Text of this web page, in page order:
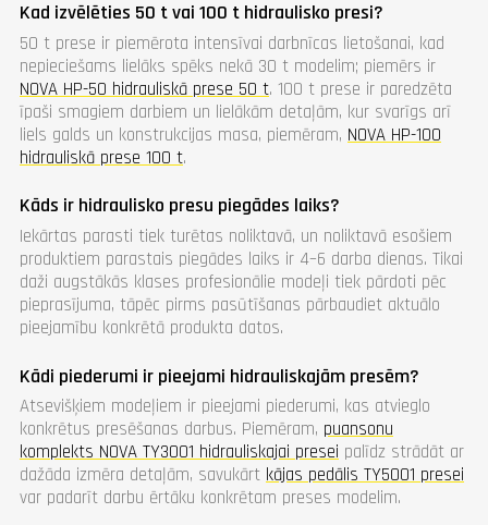
Kad izvēlēties 50 t vai 100 t hidraulisko presi?
50 t prese ir piemērota intensīvai darbnīcas lietošanai, kad
nepieciešams lielāks spēks nekā 30 t modelim; piemērs ir
NOVA HP-50 hidrauliskā prese 50 t. 100 t prese ir paredzēta
īpaši smagiem darbiem un lielākām detaļām, kur svarīgs arī
liels galds un konstrukcijas masa, piemēram, NOVA HP-100
hidrauliskā prese 100 t.
Kāds ir hidraulisko presu piegādes laiks?
Iekārtas parasti tiek turētas noliktavā, un noliktavā esošiem
produktiem parastais piegādes laiks ir 4–6 darba dienas. Tikai
daži augstākās klases profesionālie modeļi tiek pārdoti pēc
pieprasījuma, tāpēc pirms pasūtīšanas pārbaudiet aktuālo
pieejamību konkrētā produkta datos.
Kādi piederumi ir pieejami hidrauliskajām presēm?
Atsevišķiem modeļiem ir pieejami piederumi, kas atvieglo
konkrētus presēšanas darbus. Piemēram, puansonu
komplekts NOVA TY3001 hidrauliskajai presei palīdz strādāt ar
dažāda izmēra detaļām, savukārt kājas pedālis TY5001 presei
var padarīt darbu ērtāku konkrētam preses modelim.